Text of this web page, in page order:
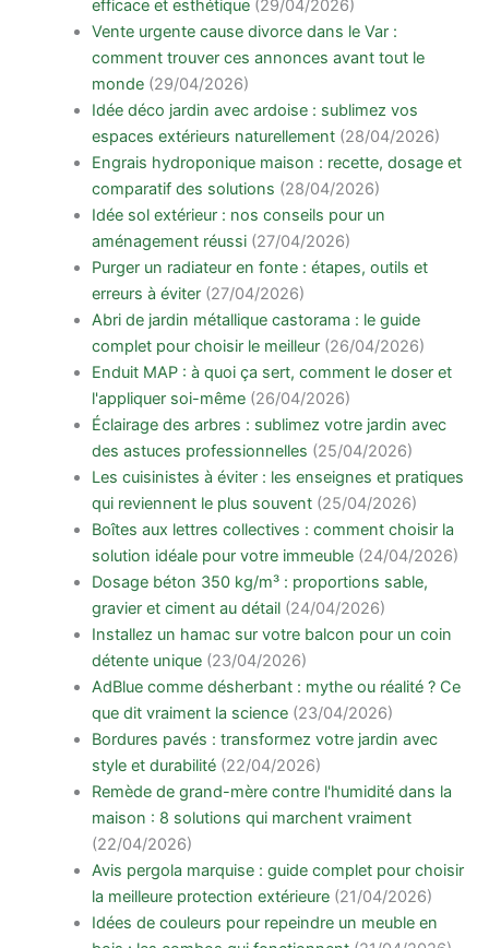
efficace et esthétique (29/04/2026)
Vente urgente cause divorce dans le Var :
comment trouver ces annonces avant tout le
monde (29/04/2026)
Idée déco jardin avec ardoise : sublimez vos
espaces extérieurs naturellement (28/04/2026)
Engrais hydroponique maison : recette, dosage et
comparatif des solutions (28/04/2026)
Idée sol extérieur : nos conseils pour un
aménagement réussi (27/04/2026)
Purger un radiateur en fonte : étapes, outils et
erreurs à éviter (27/04/2026)
Abri de jardin métallique castorama : le guide
complet pour choisir le meilleur (26/04/2026)
Enduit MAP : à quoi ça sert, comment le doser et
l'appliquer soi-même (26/04/2026)
Éclairage des arbres : sublimez votre jardin avec
des astuces professionnelles (25/04/2026)
Les cuisinistes à éviter : les enseignes et pratiques
qui reviennent le plus souvent (25/04/2026)
Boîtes aux lettres collectives : comment choisir la
solution idéale pour votre immeuble (24/04/2026)
Dosage béton 350 kg/m³ : proportions sable,
gravier et ciment au détail (24/04/2026)
Installez un hamac sur votre balcon pour un coin
détente unique (23/04/2026)
AdBlue comme désherbant : mythe ou réalité ? Ce
que dit vraiment la science (23/04/2026)
Bordures pavés : transformez votre jardin avec
style et durabilité (22/04/2026)
Remède de grand-mère contre l'humidité dans la
maison : 8 solutions qui marchent vraiment
(22/04/2026)
Avis pergola marquise : guide complet pour choisir
la meilleure protection extérieure (21/04/2026)
Idées de couleurs pour repeindre un meuble en